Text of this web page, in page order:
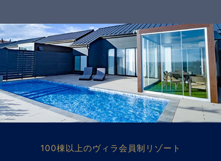
100棟以上のヴィラ会員制リゾート